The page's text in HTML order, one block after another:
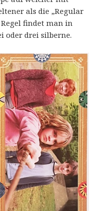
als die „Regular
findet man in
oder drei silberne.